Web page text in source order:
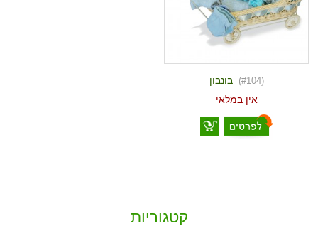
(#104)
בונבון
אין במלאי
קטגוריות